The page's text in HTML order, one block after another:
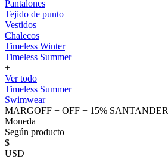
Pantalones
Tejido de punto
Vestidos
Chalecos
Timeless Winter
Timeless Summer
+
Ver todo
Timeless Summer
Swimwear
MARGOFF + OFF + 15% SANTANDER
Moneda
Según producto
$
USD